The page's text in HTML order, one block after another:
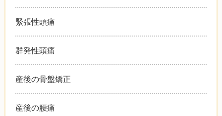
緊張性頭痛
群発性頭痛
産後の骨盤矯正
産後の腰痛